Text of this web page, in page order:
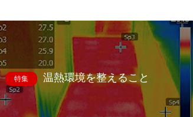
特集 温熱環境を整えること